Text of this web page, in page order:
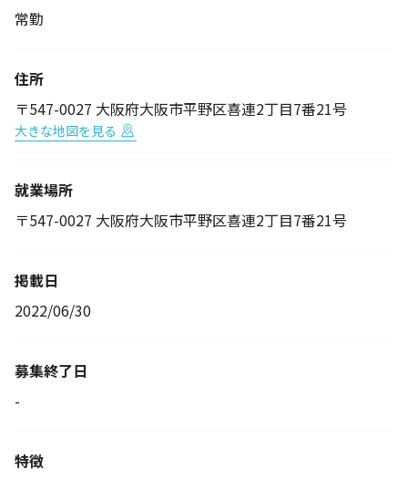
常勤
住所
〒547-0027 大阪府大阪市平野区喜連2丁目7番21号
大きな地図を見る
就業場所
〒547-0027 大阪府大阪市平野区喜連2丁目7番21号
掲載日
2022/06/30
募集終了日
-
特徴